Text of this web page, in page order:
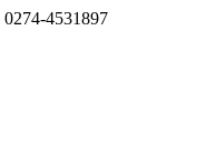
0274-4531897